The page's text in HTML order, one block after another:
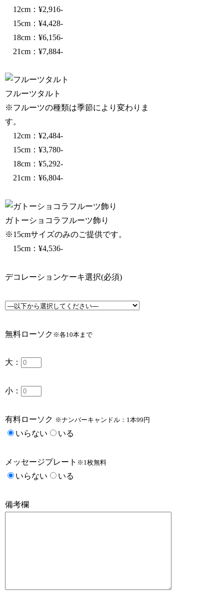
12cm：¥2,916-
15cm：¥4,428-
18cm：¥6,156-
21cm：¥7,884-
フルーツタルト
※フルーツの種類は季節により変わりま
す。
12cm：¥2,484-
15cm：¥3,780-
18cm：¥5,292-
21cm：¥6,804‐
ガトーショコラフルーツ飾り
※15cmサイズのみのご提供です。
15cm：¥4,536-
デコレーションケーキ選択(必須)
無料ローソク ※各10本まで
大：
小：
有料ローソク ※ナンバーキャンドル：1本99円
いらない いる
メッセージプレート ※1枚無料
いらない いる
備考欄